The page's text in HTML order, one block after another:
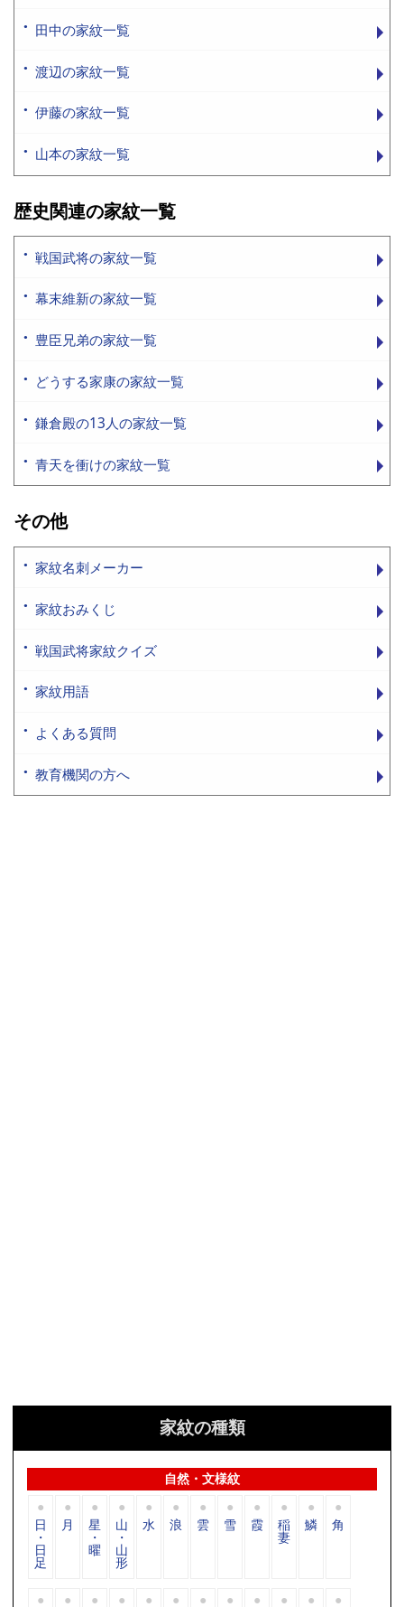
田中の家紋一覧
渡辺の家紋一覧
伊藤の家紋一覧
山本の家紋一覧
歴史関連の家紋一覧
戦国武将の家紋一覧
幕末維新の家紋一覧
豊臣兄弟の家紋一覧
どうする家康の家紋一覧
鎌倉殿の13人の家紋一覧
青天を衝けの家紋一覧
その他
家紋名刺メーカー
家紋おみくじ
戦国武将家紋クイズ
家紋用語
よくある質問
教育機関の方へ
家紋の種類
自然・文様紋
日
・
日
足
月 星
・
曜
山
・
山
形
水 浪 雲 雪 霞 稲
妻
鱗 角